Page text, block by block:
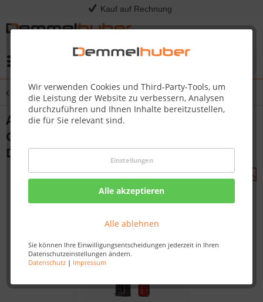
Kauf auf Rechnung
Wir verwenden Cookies und Third-Party-Tools, um
die Leistung der Website zu verbessern, Analysen
durchzuführen und Ihnen Inhalte bereitzustellen,
die für Sie relevant sind.
Einstellungen
Alle akzeptieren
Alle ablehnen
Sie können Ihre Einwilligungsentscheidungen jederzeit in Ihren
Datenschutzeinstellungen ändern.
Datenschutz| Impressum
Übersicht Reinigung & Laub
Akku-Rucksack-Laubbläser KC500 - 60 V
Gartenbläser Komplett-Set mit 1 Akku +
Doppelladegerät